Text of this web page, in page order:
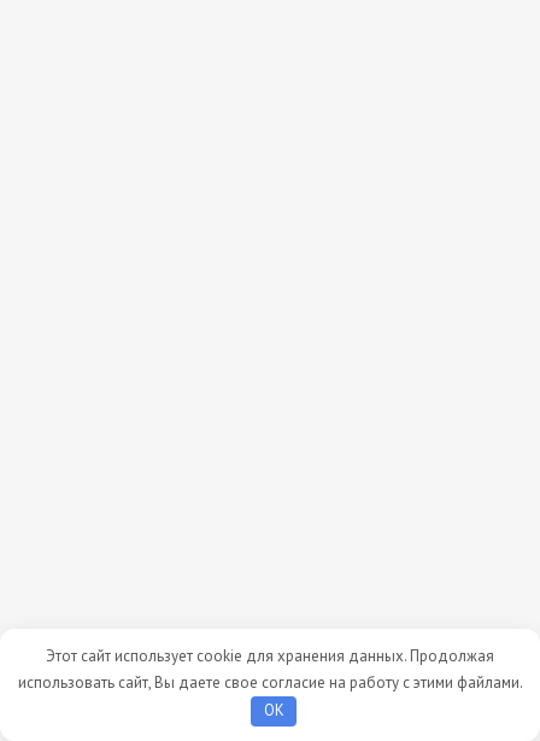
Этот сайт использует cookie для хранения данных. Продолжая
использовать сайт, Вы даете свое согласие на работу с этими файлами.
OK